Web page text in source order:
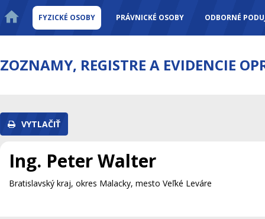
FYZICKÉ OSOBY PRÁVNICKÉ OSOBY ODBORNÉ
ZOZNAMY, REGISTRE A EVIDENCIE
VYTLAČIŤ
Ing. Peter Walter
Bratislavský kraj, okres Malacky, mesto Veľké Leváre